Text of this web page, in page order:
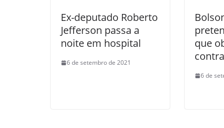
Ex-deputado Roberto
Jefferson passa a
noite em hospital
6 de setembro de 2021
que
6 de